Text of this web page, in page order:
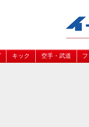
キック 空手・武道